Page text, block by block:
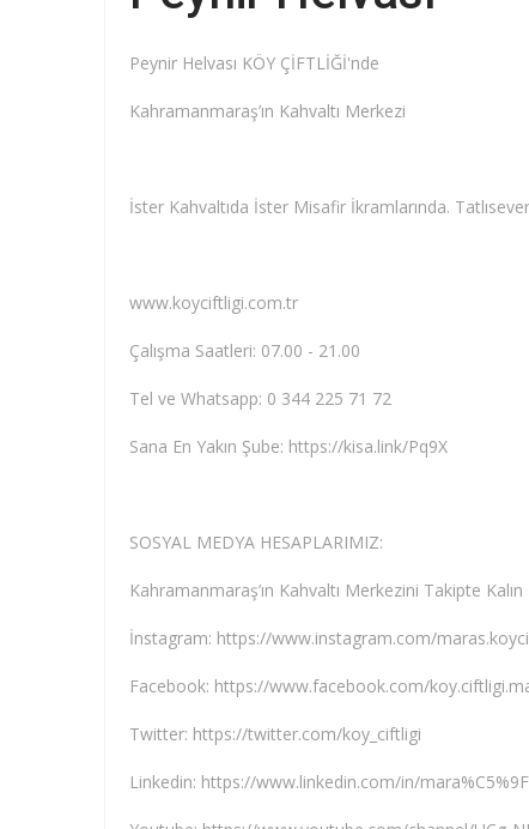
Peynir Helvası KÖY ÇİFTLİĞİ'nde
Kahramanmaraş’ın Kahvaltı Merkezi
www.koyciftligi.com.tr
Çalışma Saatleri: 07.00 - 21.00
Tel ve Whatsapp: 0 344 225 71 72
Sana En Yakın Şube: https://kisa.link/Pq9X
SOSYAL MEDYA HESAPLARIMIZ:
Kahramanmaraş’ın Kahvaltı Merkezini Takipte Kalın
İnstagram: https://www.instagram.com/
Facebook: https://www.facebook.com/
Twitter: https://twitter.com/koy_ciftligi
Linkedin: https://www.linkedin.com/in/